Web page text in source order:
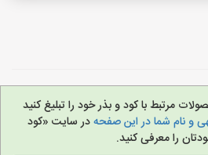
مرتبط با کود و بذر خود را تبلیغ کنید
و نام شما در این صفحهدر سایت «کود
را معرفی کنید.